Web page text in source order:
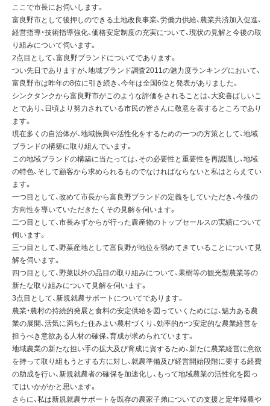
ここで市長にお伺いします。
富良野市として後押しのできる土地改良事業、労働力供給、農業共済加入促進、
経営指導・技術指導強化、価格安定制度の充実について、現状の見解と今後の取
り組みについて伺います。
2点目として、富良野ブランドについてであります。
つい先日でありますが、地域ブランド調査2011の魅力度ランキングにおいて、
富良野市は昨年の8位に引き続き、今年は全国6位と発表がありました。
シンクタンクから富良野市がこのような評価をされることは、大変喜ばしいこ
とであり、日頃より努力されている市民の皆さんに敬意を表するところであり
ます。
現在多くの自治体が、地域振興や活性化をするための一つの方策として、地域
ブランドの構築に取り組んでいます。
この地域ブランドの構築に当たっては、その必要性と重要性を再認識し、地域
の特色、そして顧客から求められるものでなければならないと私はとらえてい
ます。
一つ目として、改めて市長から富良野ブランドの定義をしていただき、今後の
方向性を導いていただきたくその見解を伺います。
二つ目として、市長みずからが行った農産物のトップセールスの実績について
伺います。
三つ目として、野菜産地として富良野が地位を弱めてきていることについて見
解を伺います。
四つ目として、野菜以外の品目の取り組みについて、果樹等の観光型農業等の
新たな取り組みについて見解を伺います。
3点目として、新規就農サポートについてであります。
農業・農村の持続的発展と食料の安定供給を図っていくためには、魅力ある農
業の展開、活気に満ちた住みよい農村づくり、効率的かつ安定的な農業経営を
担うべき意欲ある人材の確保、育成が求められています。
地域農業の新たな担い手の拡大及び育成に資するため、新たに農業経営に意欲
を持って取り組もうとする方に対し、就農準備及び経営開始段階に要する経費
の助成を行い、新規就農者の確保を加速化し、もって地域農業の活性化を図っ
てはいかがかと思います。
さらに、私は新規就農サポートを既存の農家子弟についての支援と定年帰農や